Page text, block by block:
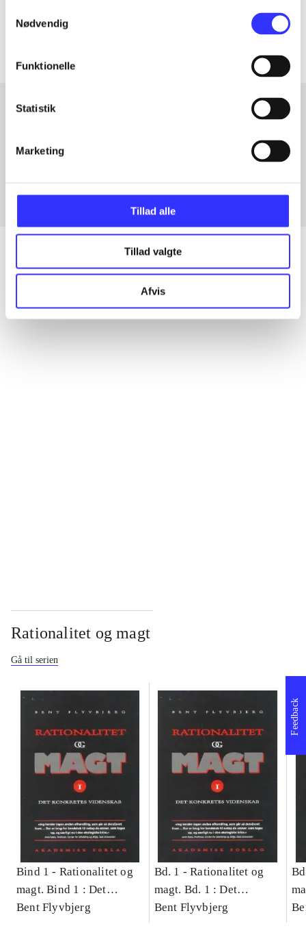
Nødvendig
Funktionelle
Statistik
Marketing
Tillad alle
Tillad valgte
Afvis
Artiklerne i
Fra
Alle registrerede artikler fordelt på udgivelser
Rationalitet og magt
Gå til serien
Bind 1 - Rationalitet og
magt. Bind 1 : Det
konkretes videnskab
Bent Flyvbjerg
Bd. 1 -Rationalitet og
magt. Bd. 1 : Det
konkretes videnskab
Bent Flyvbjerg
Feedback